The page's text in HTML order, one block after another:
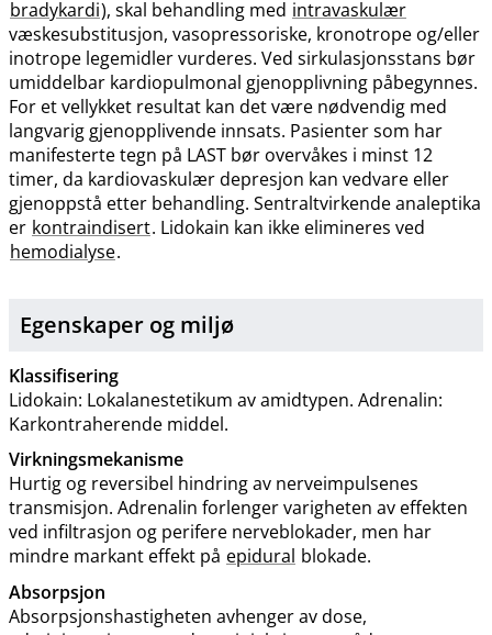
bradykardi), skal behandling med intravaskulær
væskesubstitusjon, vasopressoriske, kronotrope og​/​eller
inotrope legemidler vurderes. Ved sirkulasjonsstans bør
umiddelbar kardiopulmonal gjenopplivning påbegynnes.
For et vellykket resultat kan det være nødvendig med
langvarig gjenopplivende innsats. Pasienter som har
manifesterte tegn på LAST bør overvåkes i minst 12
timer, da kardiovaskulær depresjon kan vedvare eller
gjenoppstå etter behandling. Sentraltvirkende analeptika
er kontraindisert. Lidokain kan ikke elimineres ved
hemodialyse.
Egenskaper og miljø
Klassifisering
Lidokain: Lokalanestetikum av amidtypen. Adrenalin:
Karkontraherende middel.
Virkningsmekanisme
Hurtig og reversibel hindring av nerveimpulsenes
transmisjon. Adrenalin forlenger varigheten av effekten
ved infiltrasjon og perifere nerveblokader, men har
mindre markant effekt på epidural blokade.
Absorpsjon
Absorpsjonshastigheten avhenger av dose,